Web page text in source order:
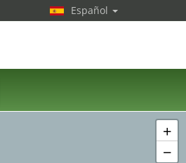
+
−
Español